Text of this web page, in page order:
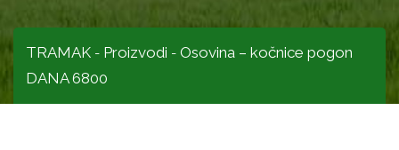
TRAMAK - Proizvodi - Osovina – kočnice pogon
DANA 6800